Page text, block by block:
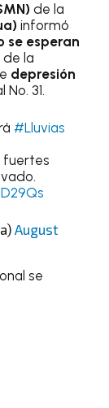
de la
informó
se esperan
la
depresión
31.
#Lluvias
fuertes
August
se